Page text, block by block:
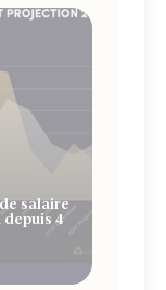
salaire
depuis 4